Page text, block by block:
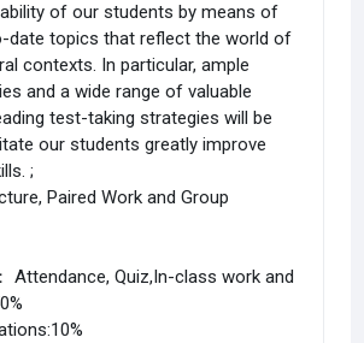
of our students by means of
date topics that reflect the world of
contexts. In particular, ample
and a wide range of valuable
test-taking strategies will be
our students greatly improve
;
Paired Work and Group
Attendance, Quiz,In-class work and